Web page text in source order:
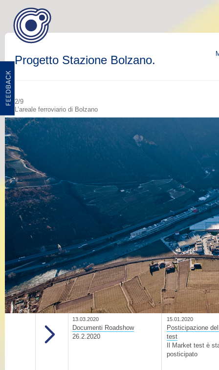
Progetto Stazione Bolzano.
2/9
L’areale ferroviario di Bolzano
13.03.2020
Documenti Roadshow
26.2.2020
15.01.2020
Posticipazione
test
Il Market test è
posticipato